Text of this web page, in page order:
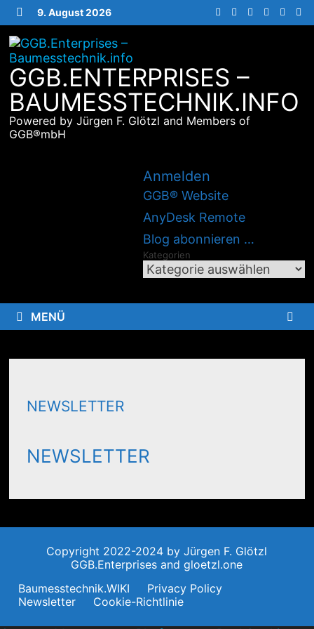
Zurück
InhaltMENÜ
9. August 2026
GGB.ENTERPRISES –
BAUMESSTECHNIK.INFO
Powered by Jürgen F. Glötzl and Members of
GGB®mbH
Anmelden
GGB® Website
AnyDesk Remote
Blog abonnieren …
Kategorien
MENÜ
NEWSLETTER
NEWSLETTER
Copyright 2022-2024 by Jürgen F. Glötzl
GGB.Enterprises and gloetzl.one
Baumesstechnik.WIKI
Privacy Policy
Newsletter
Cookie-Richtlinie